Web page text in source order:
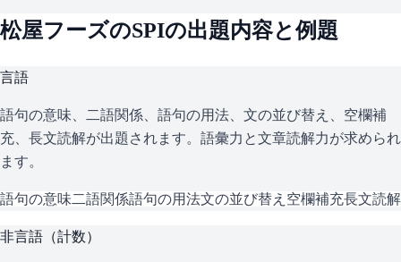
松屋フーズのSPIの出題内容と例題
言語
語句の意味、二語関係、語句の用法、文の並び替え、空欄補
充、長文読解が出題されます。語彙力と文章読解力が求められ
ます。
語句の意味二語関係語句の用法文の並び替え 空欄補充長文読解
非言語（計数）